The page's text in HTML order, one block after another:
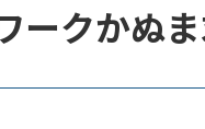
ークかぬ